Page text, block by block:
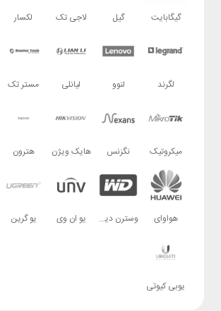
گیگابایت گیل لاجی تک لکسار
لگرند لنوو لیانلی مستر تک
میکروتیک نگزنس هایک ویژن هترون
هواوای وسترن دیجیتال یو ان وی یو گرین
یوبی کیوتی